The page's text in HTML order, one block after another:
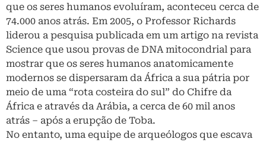
que os seres humanos evoluíram, aconteceu cerca de
74.000 anos atrás. Em 2005, o Professor Richards
liderou a pesquisa publicada em um artigo na revista
Science que usou provas de DNA mitocondrial para
mostrar que os seres humanos anatomicamente
modernos se dispersaram da África a sua pátria por
meio de uma “rota costeira do sul” do Chifre da
África e através da Arábia, a cerca de 60 mil anos
atrás – após a erupção de Toba.
No entanto, uma equipe de arqueólogos que escava